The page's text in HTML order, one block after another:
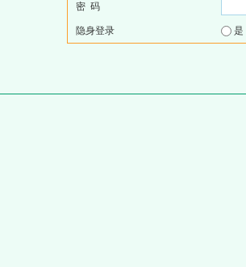
密 码
隐身登录